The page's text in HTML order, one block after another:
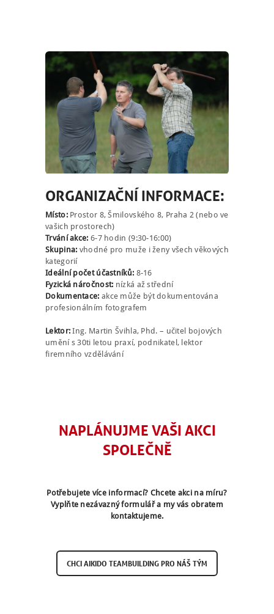
ORGANIZAČNÍ INFORMACE:
Místo:Prostor 8, Šmilovského 8, Praha 2 (nebo ve
vašich prostorech)
Trvání akce: 6-7 hodin (9:30-16:00)
Skupina: vhodné pro muže i ženy všech věkových
kategorií
Ideální počet účastníků: 8-16
Fyzická náročnost: nízká až střední
Dokumentace: akce může být dokumentována
profesionálním fotografem
Lektor: Ing. Martin Švihla, Phd. – učitel bojových
umění s 30ti letou praxí, podnikatel, lektor
firemního vzdělávání
NAPLÁNUJME VAŠI AKCI
SPOLEČNĚ
Potřebujete více informací? Chcete akci na míru?
Vyplňte nezávazný formulář a my vás obratem
kontaktujeme.
CHCIAIKIDO TEAMBUILDINGPRO NÁŠ TÝM